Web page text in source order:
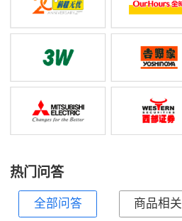
热门问答
全部问答 商品相关